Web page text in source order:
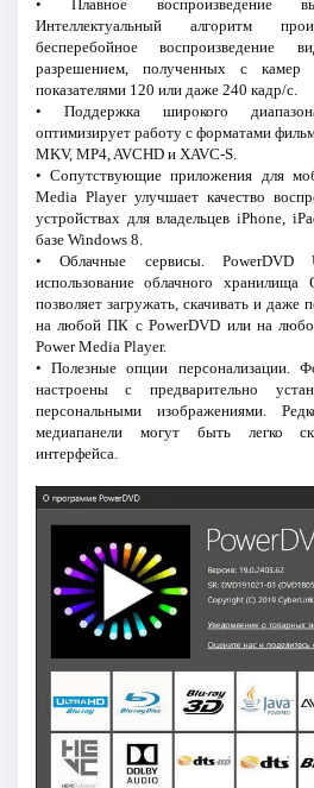
• Плавное воспроизведение
Интеллектуальный алгоритм
бесперебойное воспроизведение
разрешением, полученных с
показателями 120 или даже 240 кадр/с.
• Поддержка широкого
оптимизирует работу с форматами
MKV, MP4, AVCHD и XAVC-S.
• Сопутствующие приложения для
Media Player улучшает качество
устройствах для владельцев iPhone,
базе Windows 8.
• Облачные сервисы. PowerDVD
использование облачного
позволяет загружать, скачивать и даже
на любой ПК с PowerDVD или на
Power Media Player.
• Полезные опции персонализации.
настроены с предварительно
персональными изображениями.
медиапанели могут быть легко
интерфейса.